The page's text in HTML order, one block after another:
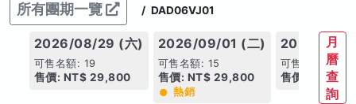
所有團期一覽 / DAD06VJ01
2026/08/29 (六)
可售名額: 19
售價: NT$ 29,800
2026/09/01 (二)
可售名額: 15
售價: NT$ 29,800
熱銷
2026/09/
可售名額: 19
售價: NT$
月
曆
查
詢